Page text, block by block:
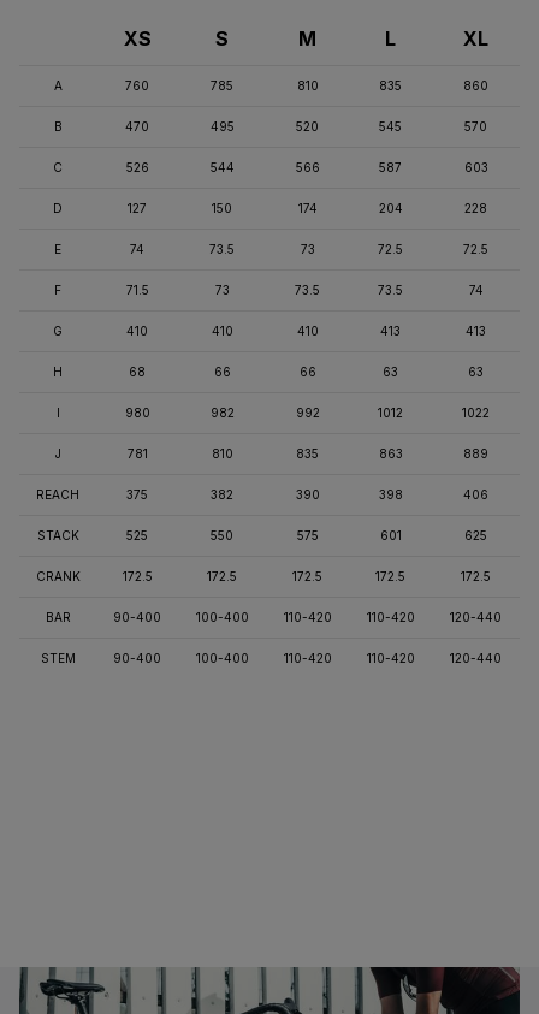
XS S M L XL
A 760 785 810 835 860
B 470 495 520 545 570
C 526 544 566 587 603
D 127 150 174 204 228
E 74 73.5 73 72.5 72.5
F 71.5 73 73.5 73.5 74
G 410 410 410 413 413
H 68 66 66 63 63
I 980 982 992 1012 1022
J 781 810 835 863 889
REACH 375 382 390 398 406
STACK 525 550 575 601 625
CRANK 172.5 172.5 172.5 172.5 172.5
BAR 90-400 100-400 110-420 110-420 120-440
STEM 90-400 100-400 110-420 110-420 120-440